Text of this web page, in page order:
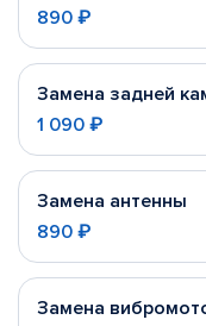
890 ₽
Замена задней
1 090 ₽
Замена антенны
890 ₽
Замена